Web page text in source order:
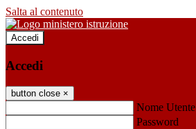
Salta al contenuto
Accedi
Accedi
button close ×
Nome Utente
Password